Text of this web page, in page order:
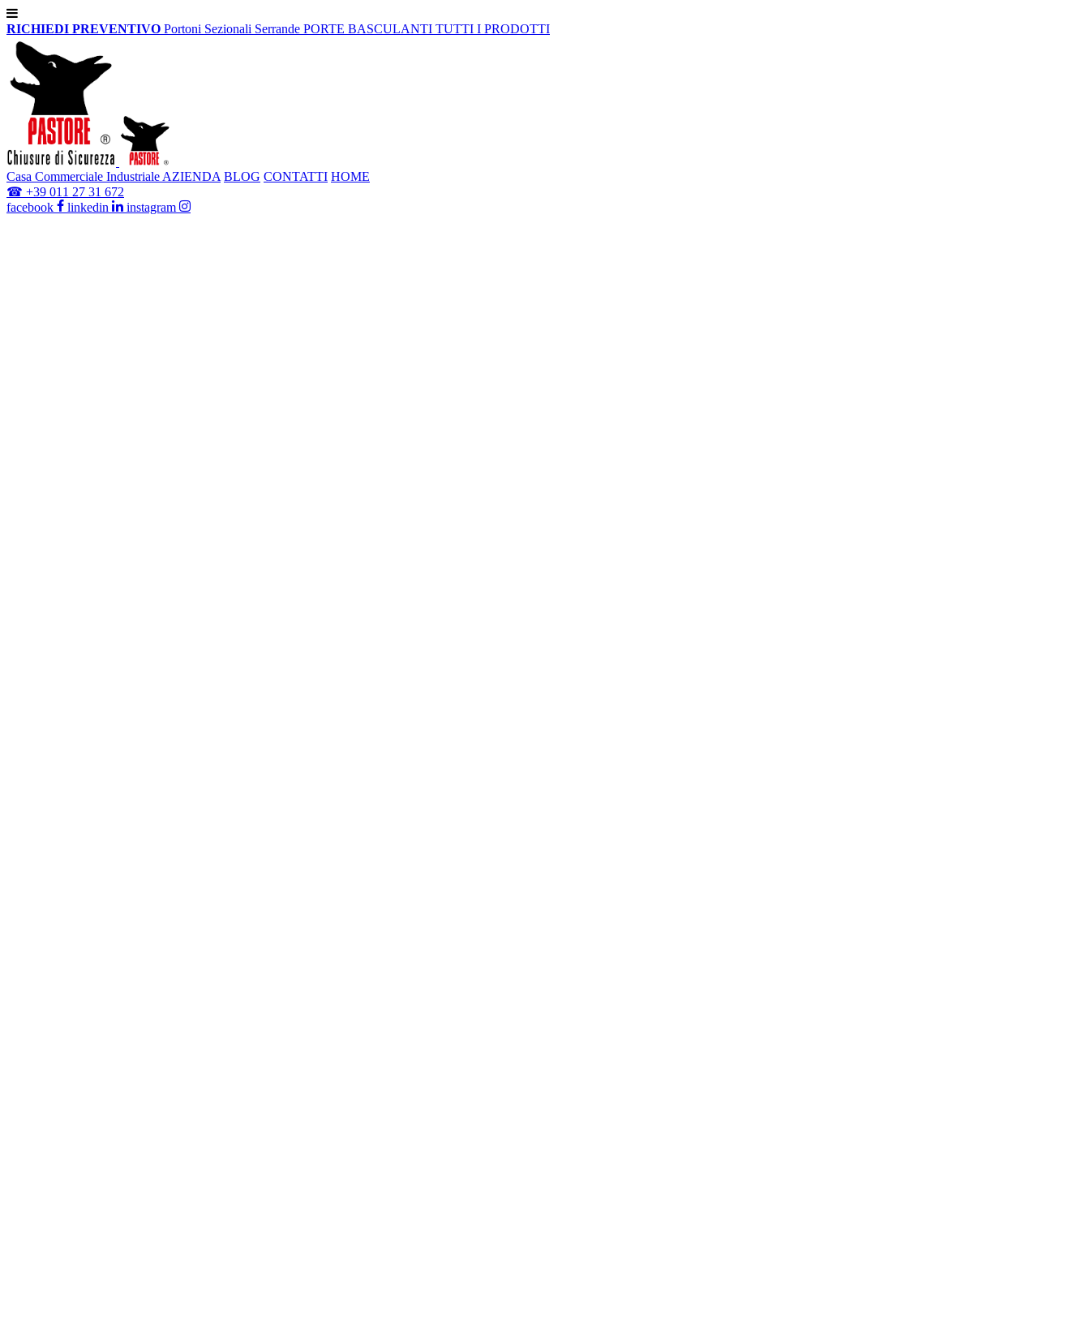
RICHIEDI PREVENTIVO Portoni Sezionali Serrande PORTE BASCULANTI TUTTI I PRODOTTI
Casa Commerciale Industriale AZIENDA BLOG CONTATTI HOME
☎ +39 011 27 31 672
facebook
linkedin instagram